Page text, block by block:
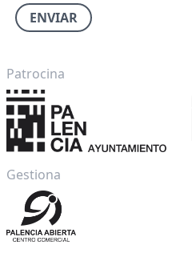
ENVIAR
Patrocina
Gestiona